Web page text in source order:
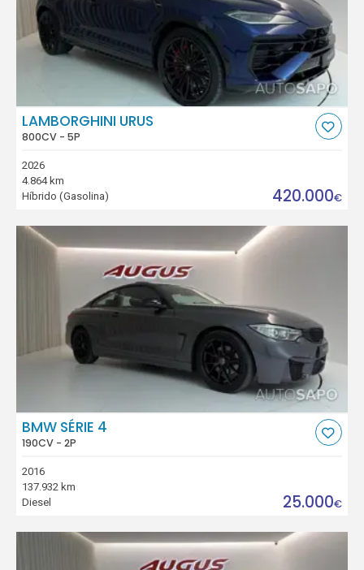
LAMBORGHINI URUS
800CV - 5P
2026
4.864 km
Híbrido (Gasolina)
420.000€
BMW SÉRIE 4
190CV - 2P
2016
137.932 km
Diesel
25.000€